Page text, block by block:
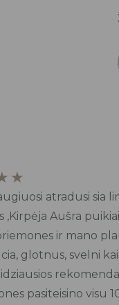
★
5
out
of
5
atradusi sia
,Kirpėja Aušra puikiai
ir mano
glotnus, svelni
pasiteisino visu